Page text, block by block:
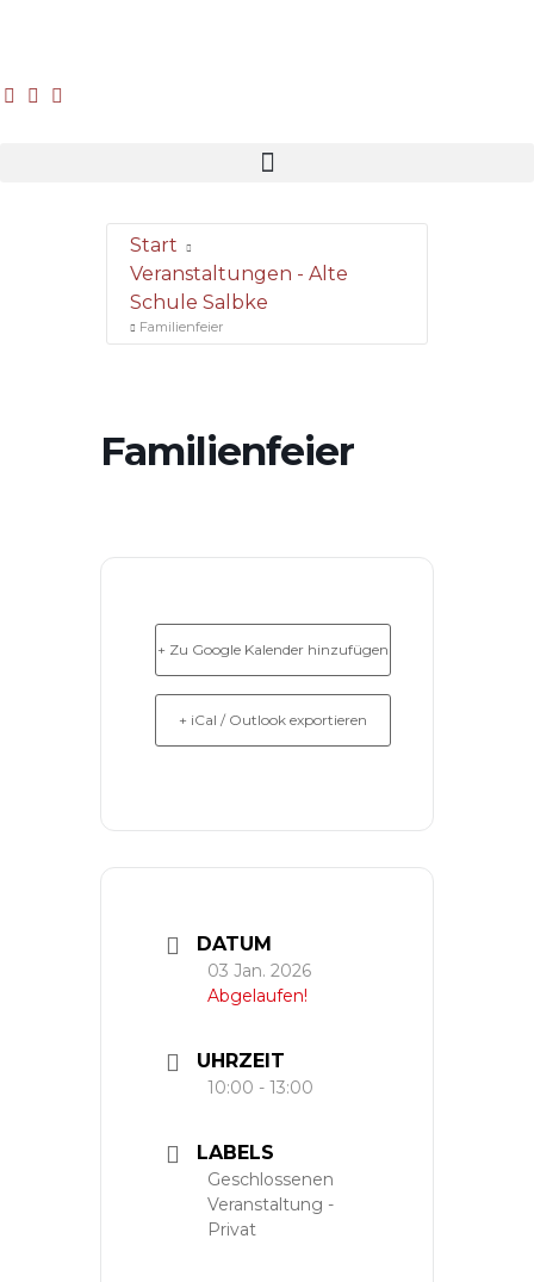
Start
Veranstaltungen - Alte
Schule Salbke
Familienfeier
Familienfeier
+ Zu Google Kalender hinzufügen
+ iCal / Outlook exportieren
DATUM
03 Jan. 2026
Abgelaufen!
UHRZEIT
10:00 - 13:00
LABELS
Geschlossenen
Veranstaltung -
Privat